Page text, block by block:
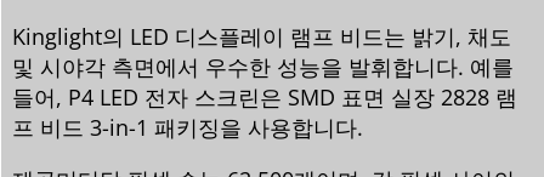
Kinglight의 LED 디스플레이 램프 비드는 밝기, 채도
및 시야각 측면에서 우수한 성능을 발휘합니다. 예를
들어, P4 LED 전자 스크린은 SMD 표면 실장 2828 램
프 비드 3-in-1 패키징을 사용합니다.